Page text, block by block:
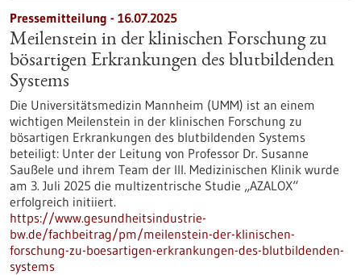
Pressemitteilung - 16.07.2025
Meilenstein in der klinischen Forschung zu
bösartigen Erkrankungen des blutbildenden
Systems
Die Universitätsmedizin Mannheim (UMM) ist an einem
wichtigen Meilenstein in der klinischen Forschung zu
bösartigen Erkrankungen des blutbildenden Systems
beteiligt: Unter der Leitung von Professor Dr. Susanne
Saußele und ihrem Team der III. Medizinischen Klinik wurde
am 3. Juli 2025 die multizentrische Studie „AZALOX“
erfolgreich initiiert.
https://www.gesundheitsindustrie-
bw.de/fachbeitrag/pm/meilenstein-der-klinischen-
forschung-zu-boesartigen-erkrankungen-des-blutbildenden-
systems